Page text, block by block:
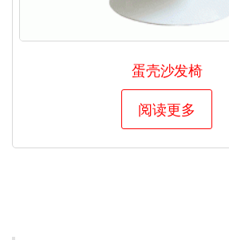
蛋壳沙发椅
阅读更多